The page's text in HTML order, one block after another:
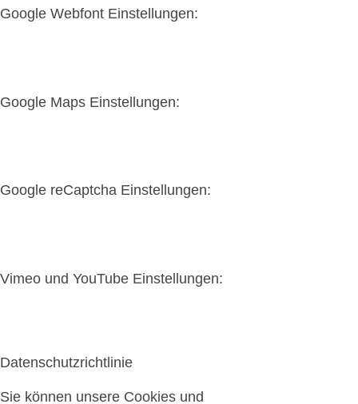
Google Webfont Einstellungen:
Google Maps Einstellungen:
Google reCaptcha Einstellungen:
Vimeo und YouTube Einstellungen:
Datenschutzrichtlinie
Sie können unsere Cookies und